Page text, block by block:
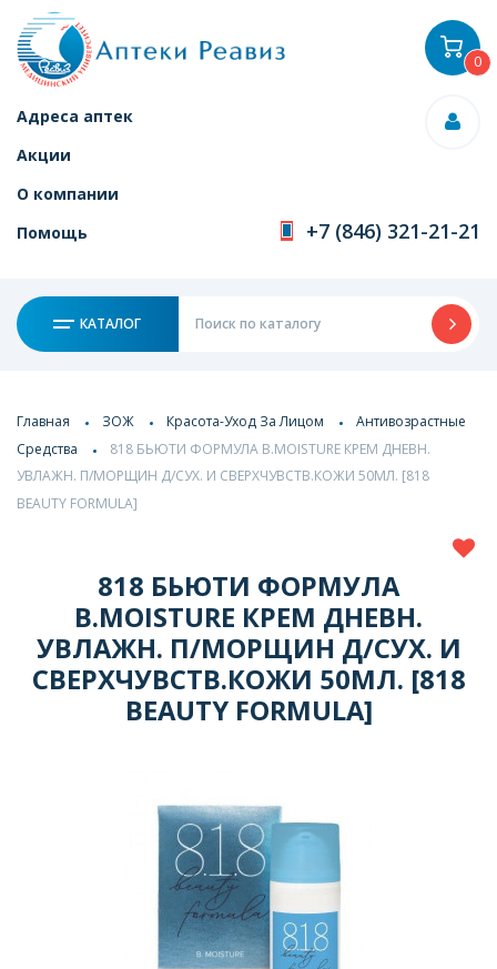
Адреса аптек
Акции
О компании
Помощь
+7 (846) 321-21-21
КАТАЛОГ
0
Главная ЗОЖ Красота-Уход За Лицом
Антивозрастные
Средства
818 БЬЮТИ ФОРМУЛА B.MOISTURE КРЕМ ДНЕВН.
УВЛАЖН. П/МОРЩИН Д/СУХ. И СВЕРХЧУВСТВ.КОЖИ 50МЛ. [818
BEAUTY FORMULA]
818 БЬЮТИ ФОРМУЛА
B.MOISTURE КРЕМ ДНЕВН.
УВЛАЖН. П/МОРЩИН Д/СУХ. И
СВЕРХЧУВСТВ.КОЖИ 50МЛ. [818
BEAUTY FORMULA]